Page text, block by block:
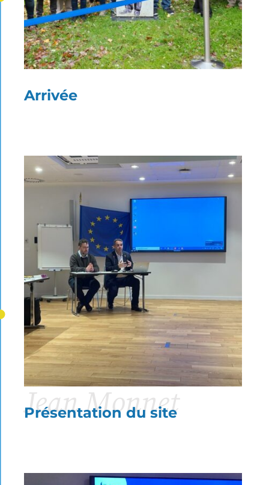
Arrivée
Présentation du site
Jean Monnet